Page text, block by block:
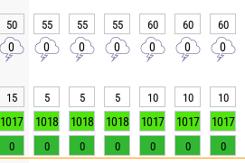
50 55 55 55 60 60 60
0 0 0 0 0 0 0
15 5 5 5 10 10 10
1017 1018 1018 1018 1017 1017 1017
0 0 0 0 0 0 0